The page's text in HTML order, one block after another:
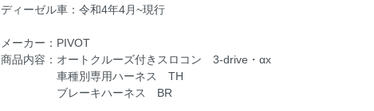
ディーゼル車：令和4年4月~現行
メーカー：PIVOT
商品内容：オートクルーズ付きスロコン 3-drive・αx
車種別専用ハーネス TH
ブレーキハーネス BR